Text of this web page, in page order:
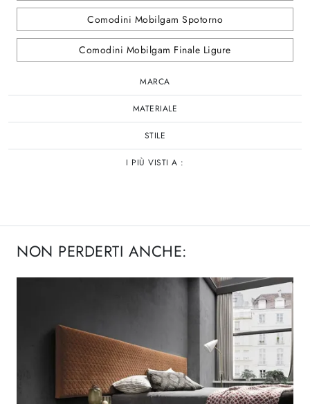
Comodini Mobilgam Spotorno
Comodini Mobilgam Finale Ligure
MARCA
MATERIALE
STILE
I PIÙ VISTI A :
NON PERDERTI ANCHE: